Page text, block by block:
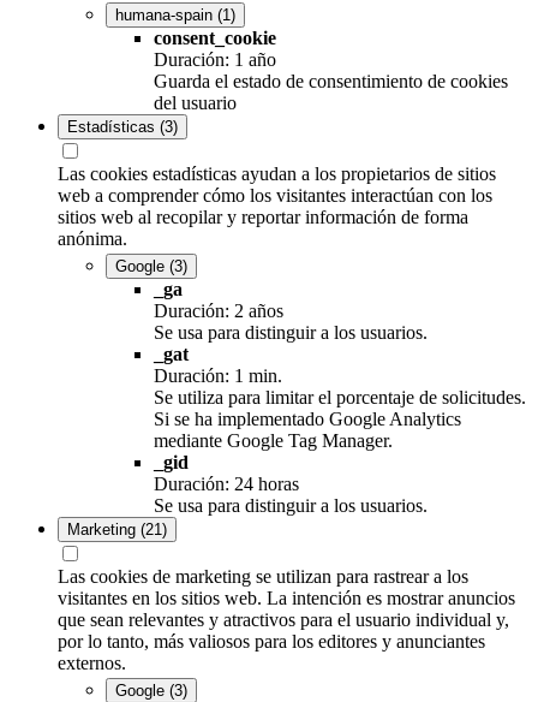
humana-spain (1)
consent_cookie
Duración: 1 año
Guarda el estado de consentimiento de cookies
del usuario
Estadísticas (3)
Las cookies estadísticas ayudan a los propietarios de sitios
web a comprender cómo los visitantes interactúan con los
sitios web al recopilar y reportar información de forma
anónima.
Google (3)
_ga
Duración: 2 años
Se usa para distinguir a los usuarios.
_gat
Duración: 1 min.
Se utiliza para limitar el porcentaje de solicitudes.
Si se ha implementado Google Analytics
mediante Google Tag Manager.
_gid
Duración: 24 horas
Se usa para distinguir a los usuarios.
Marketing (21)
Las cookies de marketing se utilizan para rastrear a los
visitantes en los sitios web. La intención es mostrar anuncios
que sean relevantes y atractivos para el usuario individual y,
por lo tanto, más valiosos para los editores y anunciantes
externos.
Google (3)